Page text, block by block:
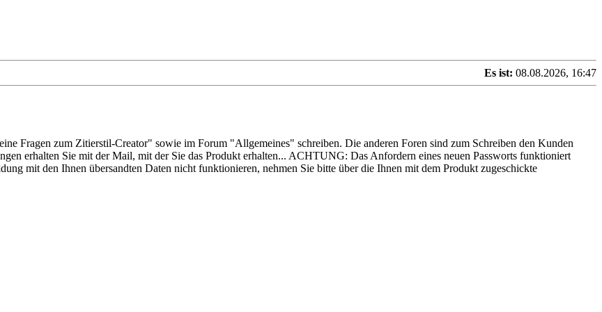
Es ist: 08.08.2026, 16:47
Fragen zum Zitierstil-Creator" sowie im Forum "Allgemeines" schreiben. Die anderen Foren sind zum Schreiben den Kunden
erhalten Sie mit der Mail, mit der Sie das Produkt erhalten... ACHTUNG: Das Anfordern eines neuen Passworts funktioniert
mit den Ihnen übersandten Daten nicht funktionieren, nehmen Sie bitte über die Ihnen mit dem Produkt zugeschickte